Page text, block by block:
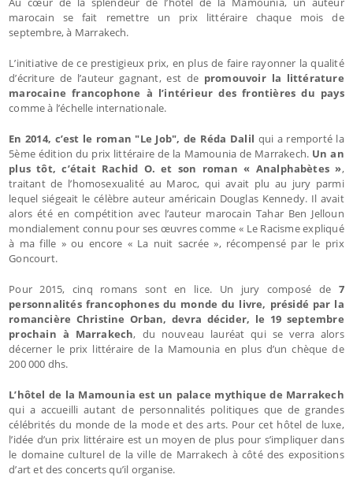
marocain se fait remettre un prix littéraire chaque mois de
septembre, à Marrakech.
L’initiative de ce prestigieux prix, en plus de faire rayonner la qualité
d’écriture de l’auteur gagnant, est de promouvoir la littérature
marocaine francophone à l’intérieur des frontières du pays
comme à l’échelle internationale.
En 2014, c’est le roman "Le Job", de Réda Dalil qui a remporté la
5ème édition du prix littéraire de la Mamounia de Marrakech. Un an
plus tôt, c’était Rachid O. et son roman « Analphabètes »,
traitant de l’homosexualité au Maroc, qui avait plu au jury parmi
lequel siégeait le célèbre auteur américain Douglas Kennedy. Il avait
alors été en compétition avec l’auteur marocain Tahar Ben Jelloun
mondialement connu pour ses œuvres comme « Le Racisme expliqué
à ma fille » ou encore « La nuit sacrée », récompensé par le prix
Goncourt.
Pour 2015, cinq romans sont en lice. Un jury composé de 7
personnalités francophones du monde du livre, présidé par la
romancière Christine Orban, devra décider, le 19 septembre
prochain à Marrakech, du nouveau lauréat qui se verra alors
décerner le prix littéraire de la Mamounia en plus d’un chèque de
200 000 dhs.
L’hôtel de la Mamounia est un palace mythique de Marrakech
qui a accueilli autant de personnalités politiques que de grandes
célébrités du monde de la mode et des arts. Pour cet hôtel de luxe,
l’idée d’un prix littéraire est un moyen de plus pour s’impliquer dans
le domaine culturel de la ville de Marrakech à côté des expositions
d’art et des concerts qu’il organise.